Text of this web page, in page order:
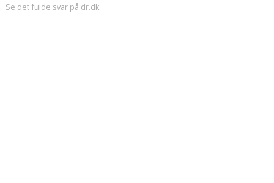
Se det fulde svar på dr.dk